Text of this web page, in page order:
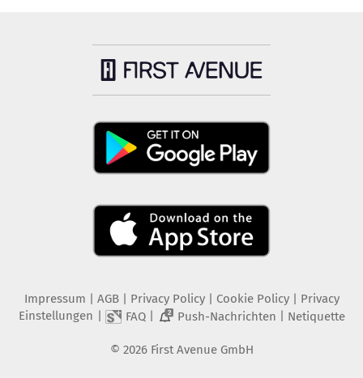
Impressum AGB Privacy Policy| Cookie Policy| Privacy
Einstellungen
FAQ| 2 Push-Nachrichten Netiquette
© 2026 First Avenue GmbH